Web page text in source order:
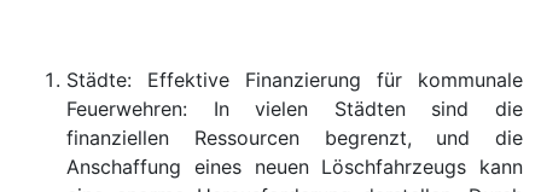
Städte: Effektive Finanzierung für kommunale
Feuerwehren: In vielen Städten sind die
finanziellen Ressourcen begrenzt, und die
Anschaffung eines neuen Löschfahrzeugs kann